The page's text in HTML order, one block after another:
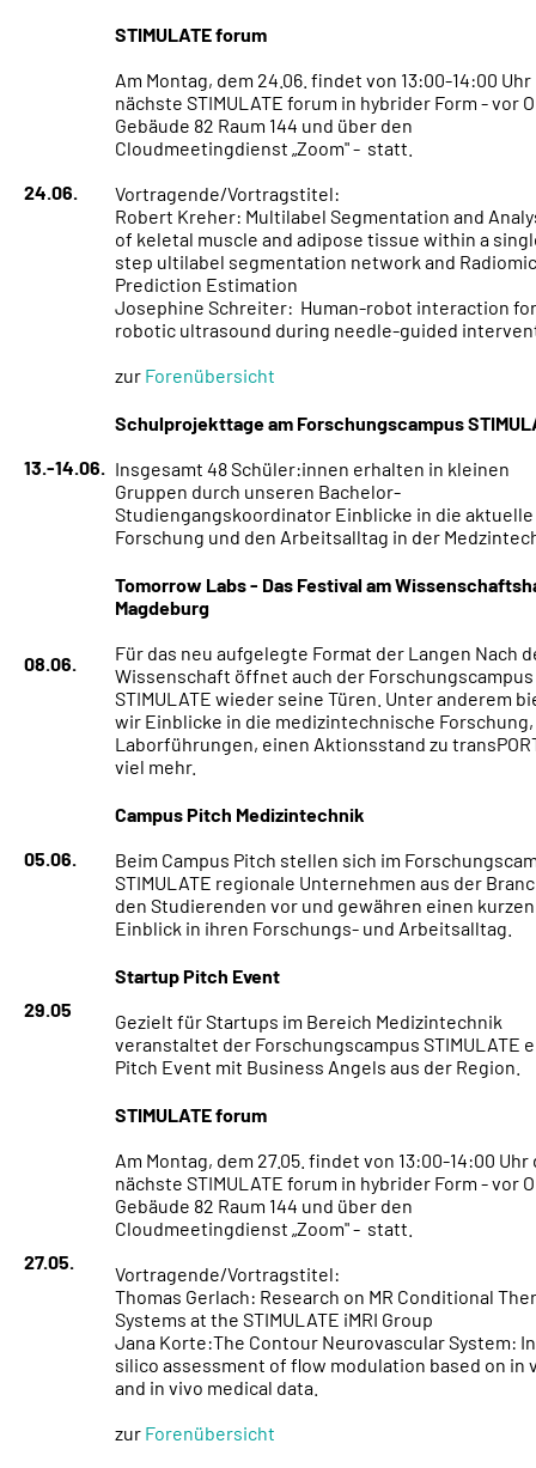
24.06.
STIMULATE forum
Am Montag, dem 24.06. findet von 13:00-14:00 Uhr
nächste STIMULATE forum in hybrider Form - vor
Gebäude 82 Raum 144 und über den
Cloudmeetingdienst „Zoom" - statt.
Vortragende/Vortragstitel:
Robert Kreher: Multilabel Segmentation and
of keletal muscle and adipose tissue within a
step ultilabel segmentation network and
Prediction Estimation
Josephine Schreiter: Human-robot interaction
robotic ultrasound during needle-guided
zur Forenübersicht
13.-14.06.
Schulprojekttage am Forschungscampus
Insgesamt 48 Schüler:innen erhalten in kleinen
Gruppen durch unseren Bachelor-
Studiengangskoordinator Einblicke in die aktuelle
Forschung und den Arbeitsalltag in der
08.06.
Tomorrow Labs - Das Festival am
Magdeburg
Für das neu aufgelegte Format der Langen Nach
Wissenschaft öffnet auch der Forschungscampus
STIMULATE wieder seine Türen. Unter anderem
wir Einblicke in die medizintechnische Forschung,
Laborführungen, einen Aktionsstand zu
viel mehr.
05.06.
Campus Pitch Medizintechnik
Beim Campus Pitch stellen sich im
STIMULATE regionale Unternehmen aus der
den Studierenden vor und gewähren einen kurzen
Einblick in ihren Forschungs- und Arbeitsalltag.
29.05
Startup Pitch Event
Gezielt für Startups im Bereich Medizintechnik
veranstaltet der Forschungscampus STIMULATE
Pitch Event mit Business Angels aus der Region.
27.05.
STIMULATE forum
Am Montag, dem 27.05. findet von 13:00-14:00 Uhr
nächste STIMULATE forum in hybrider Form - vor
Gebäude 82 Raum 144 und über den
Cloudmeetingdienst „Zoom" - statt.
Vortragende/Vortragstitel:
Thomas Gerlach: Research on MR Conditional
Systems at the STIMULATE iMRI Group
Jana Korte:The Contour Neurovascular System: In
silico assessment of flow modulation based on in
and in vivo medical data.
zur Forenübersicht